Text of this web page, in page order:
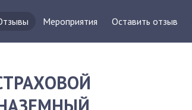
Мероприятия Оставить отзыв